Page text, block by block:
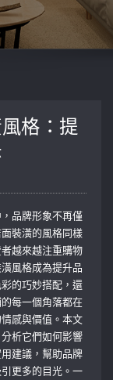
格：提
品牌形象不再僅
裝潢的風格同樣
越來越注重購物
風格成為提升品
的巧妙搭配，還
每一個角落都在
感與價值。本文
析它們如何影響
建議，幫助品牌
更多的目光。一